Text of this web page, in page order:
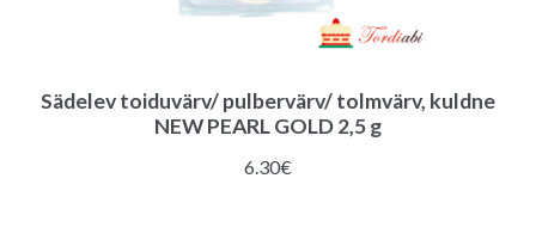
Sädelev toiduvärv/ pulbervärv/ tolmvärv, kuldne
NEW PEARL GOLD 2,5 g
6.30€